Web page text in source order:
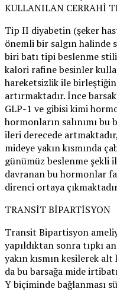
KULLANILAN CERRAHİ
Tip II diyabetin (şeker
önemli bir salgın halinde
biri batı tipi beslenme
kalori rafine besinler
hareketsizlik ile
artırmaktadır. İnce
GLP-1 ve gibisi kimi
hormonların salınımı bu
ileri derecede
mideye yakın kısmında
günümüz beslenme şekli
davranan bu hormonlar
direnci ortaya
TRANSİT BİPARTİSYON
Transit Bipartisyon
yapıldıktan sonra tıpkı
yakın kısmın kesilerek alt
da bu barsağa mide
Y biçiminde bağlanması